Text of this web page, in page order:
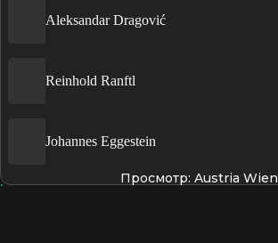
Aleksandar Dragović
Reinhold Ranftl
Johannes Eggestein
Просмотр: Austria Wien